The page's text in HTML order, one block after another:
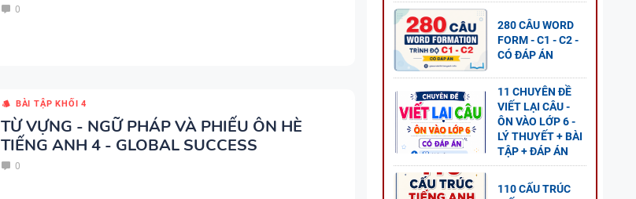
GIÁO ÁN THAM KHẢO - TIẾNG ANH
10 - GLOBAL SUCCESS - CÓ TÍCH
0
BÀI TẬP KHỐI 4
TỪ VỰNG - NGỮ PHÁP VÀ PHIẾU ÔN HÈ
TIẾNG ANH 4 - GLOBAL SUCCESS
0
280 CÂU WORD
FORM - C1 - C2 -
CÓ ĐÁP ÁN
11 CHUYÊN ĐỀ
VIẾT LẠI CÂU -
ÔN VÀO LỚP 6 -
LÝ THUYẾT + BÀI
TẬP + ĐÁP ÁN
110 CẤU TRÚC